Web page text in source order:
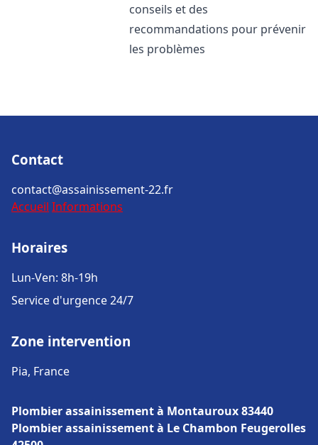
conseils et des
recommandations pour prévenir
les problèmes
Contact
contact@assainissement-22.fr
Accueil Informations
Horaires
Lun-Ven: 8h-19h
Service d'urgence 24/7
Zone intervention
Pia, France
Plombier assainissement à Montauroux 83440
Plombier assainissement à Le Chambon Feugerolles